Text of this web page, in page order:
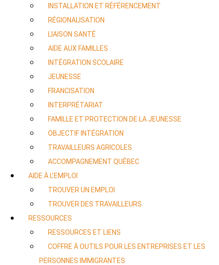
INSTALLATION ET RÉFÉRENCEMENT
RÉGIONALISATION
LIAISON SANTÉ
AIDE AUX FAMILLES
INTÉGRATION SCOLAIRE
JEUNESSE
FRANCISATION
INTERPRÉTARIAT
FAMILLE ET PROTECTION DE LA JEUNESSE
OBJECTIF INTÉGRATION
TRAVAILLEURS AGRICOLES
ACCOMPAGNEMENT QUÉBEC
AIDE À L’EMPLOI
TROUVER UN EMPLOI
TROUVER DES TRAVAILLEURS
RESSOURCES
RESSOURCES ET LIENS
COFFRE À OUTILS POUR LES ENTREPRISES ET LES
PERSONNES IMMIGRANTES